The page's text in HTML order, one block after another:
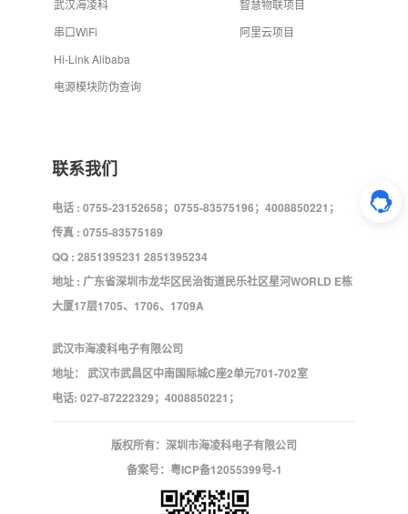
武汉海凌科
串口WiFi
Hi-Link Alibaba
电源模块防伪查询
智慧物联项目
阿里云项目
联系我们
电话 : 0755-23152658；0755-83575196；4008850221；
传真 : 0755-83575189
QQ : 2851395231 2851395234
地址 : 广东省深圳市龙华区民治街道民乐社区星河WORLD E栋
大厦17层1705、1706、1709A
武汉市海凌科电子有限公司
地址： 武汉市武昌区中南国际城C座2单元701-702室
电话: 027-87222329；4008850221；
版权所有：深圳市海凌科电子有限公司
备案号： 粤ICP备12055399号-1